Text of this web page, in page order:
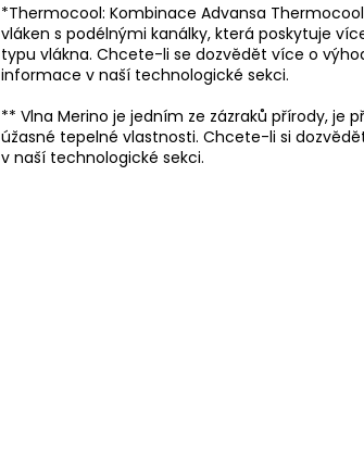
*Thermocool: Kombinace Advansa
vláken s podélnými kanálky, která poskytuje
typu vlákna. Chcete-li se dozvědět více o
informace v naší technologické sekci.
** Vlna Merino je jedním ze zázraků přírody, je
úžasné tepelné vlastnosti. Chcete-li si
v naší technologické sekci.